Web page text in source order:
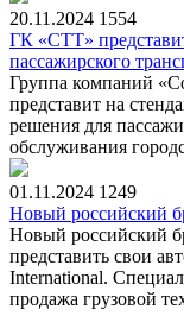
20.11.2024 1554
ГК «СТТ»
пассажирского
Группа компаний
представит на
решения для
обслуживания
01.11.2024 1249
Новый российский
Новый российский
представить свои
International.
продажа грузовой